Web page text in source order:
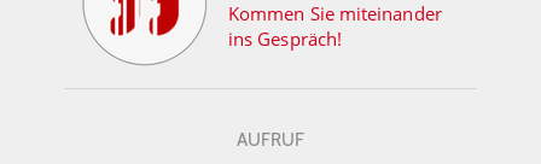
Kommen Sie miteinander
ins Gespräch!
AUFRUF